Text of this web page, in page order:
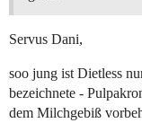
Servus Dani,
soo jung ist Dietless
bezeichnete -
dem Milchgebiß